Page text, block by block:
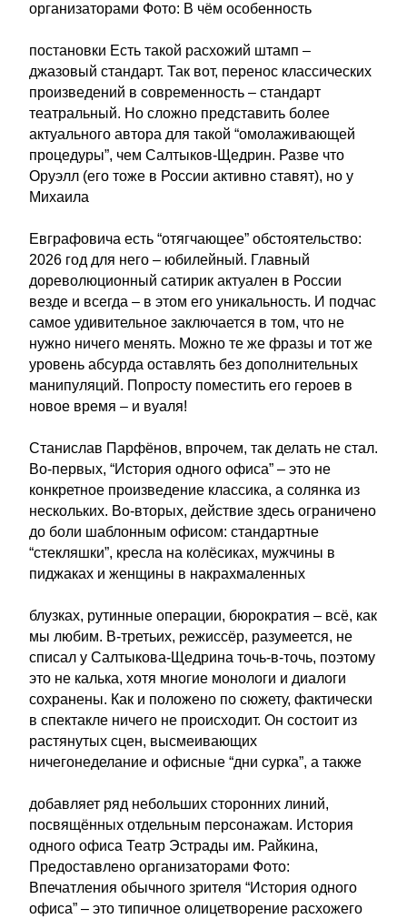
организаторами Фото: В чём особенность
постановки Есть такой расхожий штамп –
джазовый стандарт. Так вот, перенос классических
произведений в современность – стандарт
театральный. Но сложно представить более
актуального автора для такой “омолаживающей
процедуры”, чем Салтыков-Щедрин. Разве что
Оруэлл (его тоже в России активно ставят), но у
Михаила
Евграфовича есть “отягчающее” обстоятельство:
2026 год для него – юбилейный. Главный
дореволюционный сатирик актуален в России
везде и всегда – в этом его уникальность. И подчас
самое удивительное заключается в том, что не
нужно ничего менять. Можно те же фразы и тот же
уровень абсурда оставлять без дополнительных
манипуляций. Попросту поместить его героев в
новое время – и вуаля!
Станислав Парфёнов, впрочем, так делать не стал.
Во-первых, “История одного офиса” – это не
конкретное произведение классика, а солянка из
нескольких. Во-вторых, действие здесь ограничено
до боли шаблонным офисом: стандартные
“стекляшки”, кресла на колёсиках, мужчины в
пиджаках и женщины в накрахмаленных
блузках, рутинные операции, бюрократия – всё, как
мы любим. В-третьих, режиссёр, разумеется, не
списал у Салтыкова-Щедрина точь-в-точь, поэтому
это не калька, хотя многие монологи и диалоги
сохранены. Как и положено по сюжету, фактически
в спектакле ничего не происходит. Он состоит из
растянутых сцен, высмеивающих
ничегонеделание и офисные “дни сурка”, а также
добавляет ряд небольших сторонних линий,
посвящённых отдельным персонажам. История
одного офиса Театр Эстрады им. Райкина,
Предоставлено организаторами Фото:
Впечатления обычного зрителя “История одного
офиса” – это типичное олицетворение расхожего